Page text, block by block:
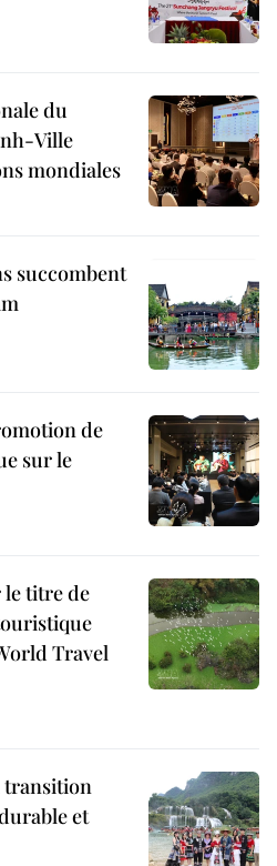
du
Ville
mondiales
succombent
de
sur le
titre de
Travel
transition
et